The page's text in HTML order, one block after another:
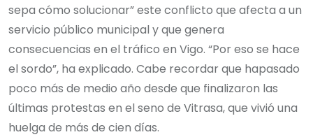
sepa cómo solucionar” este conflicto que afecta a un
servicio público municipal y que genera
consecuencias en el tráfico en Vigo. “Por eso se hace
el sordo”, ha explicado. Cabe recordar que hapasado
poco más de medio año desde que finalizaron las
últimas protestas en el seno de Vitrasa, que vivió una
huelga de más de cien días.